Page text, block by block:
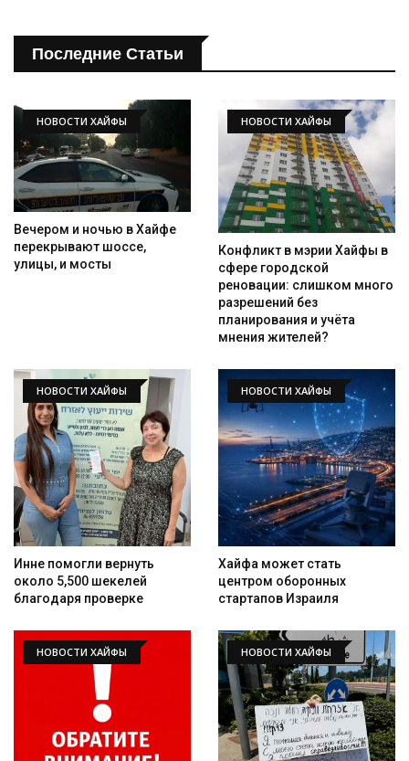
Искать
Последние Статьи
НОВОСТИ ХАЙФЫ
Вечером и ночью в Хайфе
перекрывают шоссе,
улицы, и мосты
НОВОСТИ ХАЙФЫ
Конфликт в мэрии Хайфы в
сфере городской
реновации: слишком много
разрешений без
планирования и учёта
мнения жителей?
НОВОСТИ ХАЙФЫ
Инне помогли вернуть
около 5,500 шекелей
благодаря проверке
НОВОСТИ ХАЙФЫ
Хайфа может стать
центром оборонных
стартапов Израиля
НОВОСТИ ХАЙФЫ НОВОСТИ ХАЙФЫ